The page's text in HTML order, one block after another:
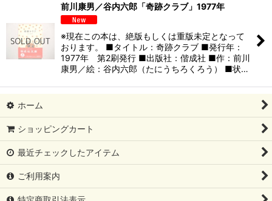
前川康男／谷内六郎「奇跡クラブ」1977年
※現在この本は、絶版もしくは重版未定となって
おります。 ■タイトル：奇跡クラブ ■発行年：
1977年 第2刷発行 ■出版社：偕成社 ■作：前川
康男／絵：谷内六郎（たにうちろくろう） ■状…
ホーム
ショッピングカート
最近チェックしたアイテム
ご利用案内